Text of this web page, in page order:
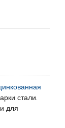
стали.
для